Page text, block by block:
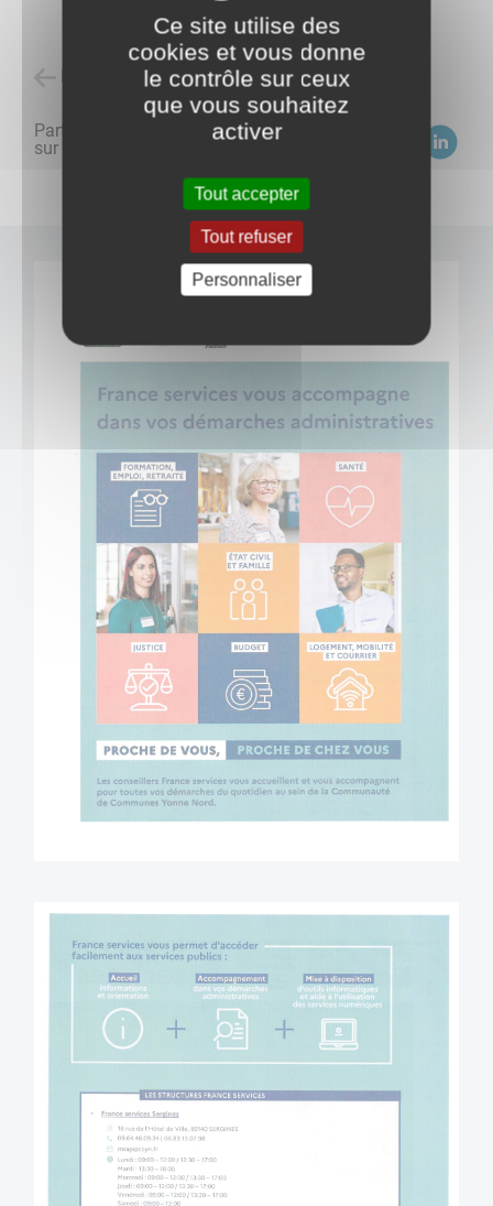
Retour à l'accueil
Partagez
sur :
Ce site utilise des
cookies et vous donne
le contrôle sur ceux
que vous souhaitez
activer
Tout accepter
Tout refuser
Personnaliser